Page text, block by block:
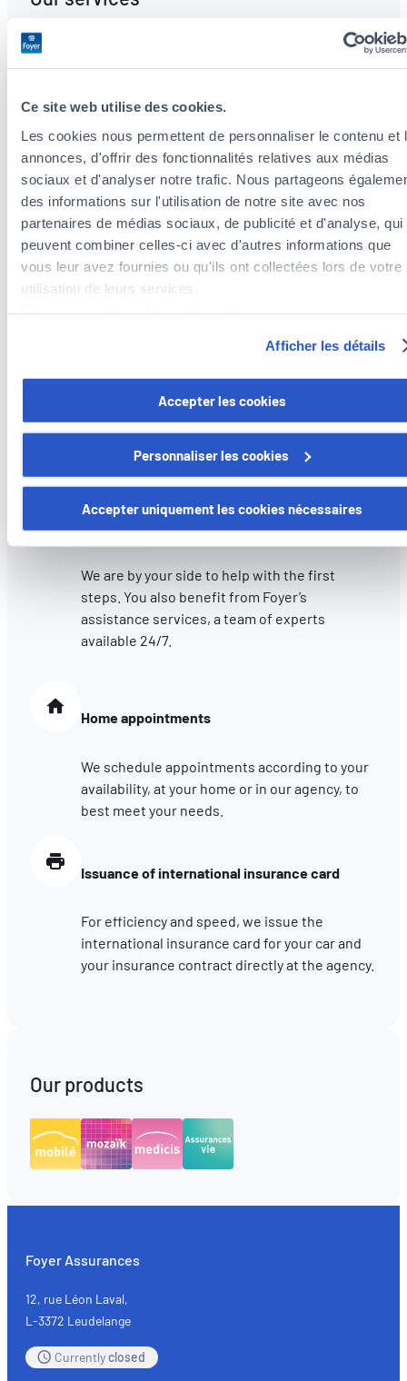
Ce site web utilise des cookies.
Les cookies nous permettent de personnaliser le contenu et
annonces, d'offrir des fonctionnalités relatives aux médias
sociaux et d'analyser notre trafic. Nous partageons
des informations sur l'utilisation de notre site avec nos
partenaires de médias sociaux, de publicité et d'analyse, qui
peuvent combiner celles-ci avec d'autres informations que
vous leur avez fournies ou qu'ils ont collectées lors de votre
utilisation de leurs services.
Vous avez la possibilité de retirer votre consentement à tout
moment en cliquant sur le lien "gestion des cookies" en bas
Certains de ces cookies sont strictement nécessaires au
fonctionnement du site. Notez que si vous désactivez des
cookies utilisés ici, il se peut que certaines fonctionnalités ou
parties de ce site Web ne soient plus normalement
accessibles. D'autres sont utilisés pour :
Améliorer votre expérience utilisateur, en personnalisant
vos fonctionnalités et en se souvenant de vos choix.
Mesurer l'audience en suivant le nombre de visiteurs et
les performances. Partager des informations avec les
sociaux utilisés et vous permettre de visualiser du contenu
Afficher les détails
Accepter les cookies
Personnaliser les cookies
Accepter uniquement les cookies nécessaires
Tax optimization
We analyze your situation and advise you on
tax deductions related to your insurance
premiums.
Wealth protection insurance
Comprehensive and flexible solutions tailored
to your life cycle.
Insure your car with our agency and we assist
registering your vehicle.
Claims assistance
We are by your side to help with the first
steps. You also benefit from Foyer’s
assistance services, a team of experts
available 24/7.
Home appointments
We schedule appointments according to your
availability, at your home or in our agency, to
best meet your needs.
Issuance of international insurance card
For efficiency and speed, we issue the
international insurance card for your car and
your insurance contract directly at the agency.
Our products
Foyer Assurances
12, rue Léon Laval,
L-3372 Leudelange
Currentlyclosed